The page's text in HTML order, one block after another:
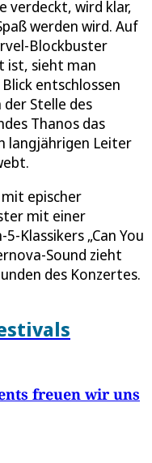
verdeckt, wird klar,
werden wird. Auf
Blockbuster
ist, sieht man
entschlossen
Stelle des
Thanos das
langjährigen Leiter
epischer
mit einer
Klassikers „Can You
Sound zieht
des Konzertes.
freuen wir uns